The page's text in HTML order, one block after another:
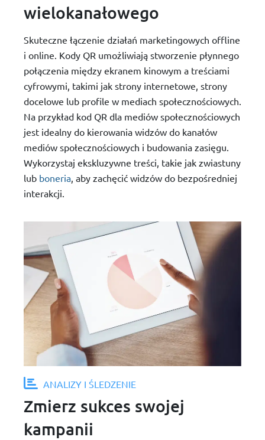
wielokanałowego
Skuteczne łączenie działań marketingowych offline
i online. Kody QR umożliwiają stworzenie płynnego
połączenia między ekranem kinowym a treściami
cyfrowymi, takimi jak strony internetowe, strony
docelowe lub profile w mediach społecznościowych.
Na przykład kod QR dla mediów społecznościowych
jest idealny do kierowania widzów do kanałów
mediów społecznościowych i budowania zasięgu.
Wykorzystaj ekskluzywne treści, takie jak zwiastuny
lub boneria , aby zachęcić widzów do bezpośredniej
interakcji.
ANALIZY I ŚLEDZENIE
Zmierz sukces swojej
kampanii